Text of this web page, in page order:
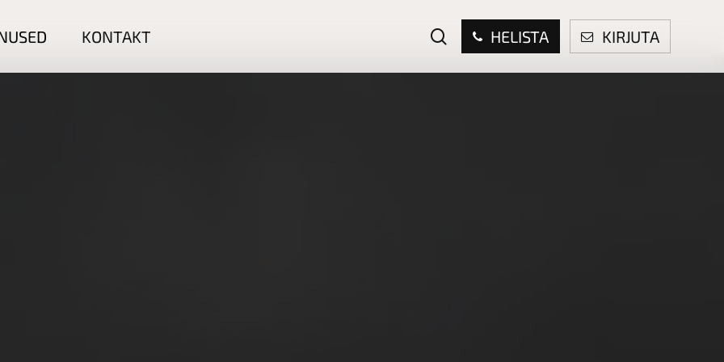
KONTAKT HELISTA KIRJUTA
search